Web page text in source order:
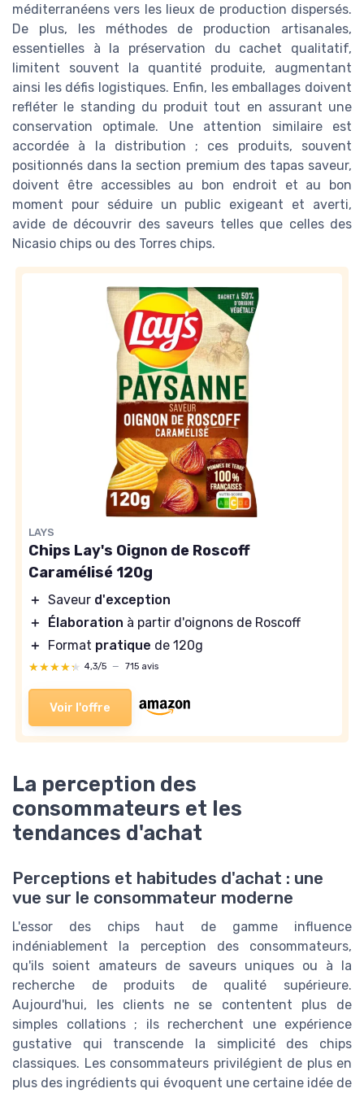
méditerranéens vers les lieux de production dispersés.
De plus, les méthodes de production artisanales,
essentielles à la préservation du cachet qualitatif,
limitent souvent la quantité produite, augmentant
ainsi les défis logistiques. Enfin, les emballages doivent
refléter le standing du produit tout en assurant une
conservation optimale. Une attention similaire est
accordée à la distribution ; ces produits, souvent
positionnés dans la section premium des tapas saveur,
doivent être accessibles au bon endroit et au bon
moment pour séduire un public exigeant et averti,
avide de découvrir des saveurs telles que celles des
Nicasio chips ou des Torres chips.
LAYS
Chips Lay's Oignon de Roscoff
Caramélisé 120g
＋ Saveur d'exception
＋
Élaboration à partir d'oignons de Roscoff
＋
Format pratique de 120g
★★★★★
★★★★★ 4,3/5 — 715 avis
Voir l'offre
La perception des
consommateurs et les
tendances d'achat
Perceptions et habitudes d'achat : une
vue sur le consommateur moderne
L'essor des chips haut de gamme influence
indéniablement la perception des consommateurs,
qu'ils soient amateurs de saveurs uniques ou à la
recherche de produits de qualité supérieure.
Aujourd'hui, les clients ne se contentent plus de
simples collations ; ils recherchent une expérience
gustative qui transcende la simplicité des chips
classiques. Les consommateurs privilégient de plus en
plus des ingrédients qui évoquent une certaine idée de